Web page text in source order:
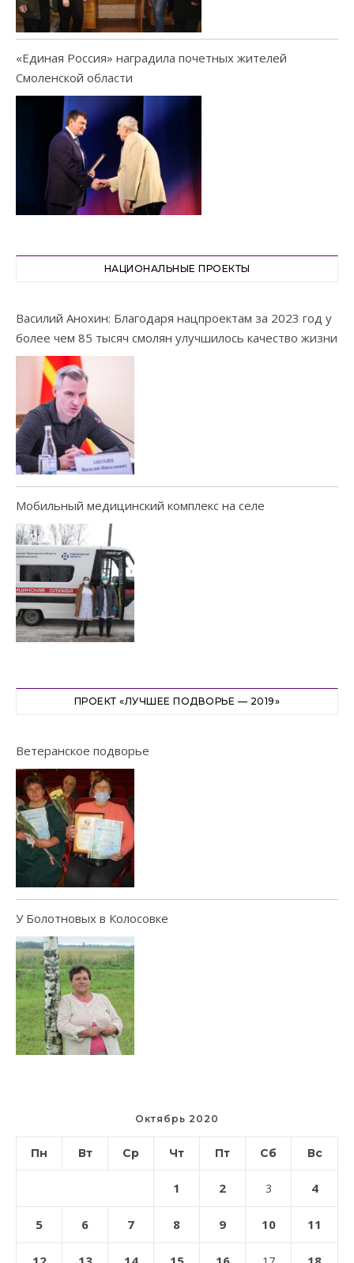
«Единая Россия» наградила почетных жителей
Смоленской области
НАЦИОНАЛЬНЫЕ ПРОЕКТЫ
Василий Анохин: Благодаря нацпроектам за 2023 год у
более чем 85 тысяч смолян улучшилось качество жизни
Мобильный медицинский комплекс на селе
ПРОЕКТ «ЛУЧШЕЕ ПОДВОРЬЕ — 2019»
Ветеранское подворье
У Болотновых в Колосовке
Октябрь 2020
Пн Вт Ср Чт Пт Сб Вс
1 2 3 4
5 6 7 8 9 10 11